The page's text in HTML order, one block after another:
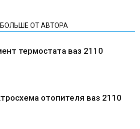
БОЛЬШЕ ОТ АВТОРА
термостата ваз 2110
отопителя ваз 2110